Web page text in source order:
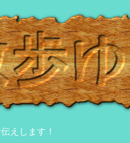
えします！